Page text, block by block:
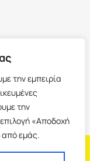
την εμπειρία
την
«Αποδοχή
από εμάς.
45444